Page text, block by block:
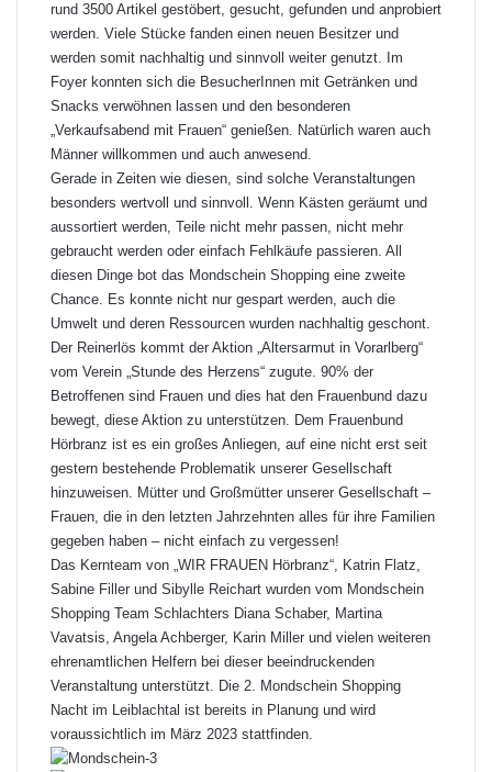
rund 3500 Artikel gestöbert, gesucht, gefunden und anprobiert
werden. Viele Stücke fanden einen neuen Besitzer und
werden somit nachhaltig und sinnvoll weiter genutzt. Im
Foyer konnten sich die BesucherInnen mit Getränken und
Snacks verwöhnen lassen und den besonderen
„Verkaufsabend mit Frauen“ genießen. Natürlich waren auch
Männer willkommen und auch anwesend.
Gerade in Zeiten wie diesen, sind solche Veranstaltungen
besonders wertvoll und sinnvoll. Wenn Kästen geräumt und
aussortiert werden, Teile nicht mehr passen, nicht mehr
gebraucht werden oder einfach Fehlkäufe passieren. All
diesen Dinge bot das Mondschein Shopping eine zweite
Chance. Es konnte nicht nur gespart werden, auch die
Umwelt und deren Ressourcen wurden nachhaltig geschont.
Der Reinerlös kommt der Aktion „Altersarmut in Vorarlberg“
vom Verein „Stunde des Herzens“ zugute. 90% der
Betroffenen sind Frauen und dies hat den Frauenbund dazu
bewegt, diese Aktion zu unterstützen. Dem Frauenbund
Hörbranz ist es ein großes Anliegen, auf eine nicht erst seit
gestern bestehende Problematik unserer Gesellschaft
hinzuweisen. Mütter und Großmütter unserer Gesellschaft –
Frauen, die in den letzten Jahrzehnten alles für ihre Familien
gegeben haben – nicht einfach zu vergessen!
Das Kernteam von „WIR FRAUEN Hörbranz“, Katrin Flatz,
Sabine Filler und Sibylle Reichart wurden vom Mondschein
Shopping Team Schlachters Diana Schaber, Martina
Vavatsis, Angela Achberger, Karin Miller und vielen weiteren
ehrenamtlichen Helfern bei dieser beeindruckenden
Veranstaltung unterstützt. Die 2. Mondschein Shopping
Nacht im Leiblachtal ist bereits in Planung und wird
voraussichtlich im März 2023 stattfinden.